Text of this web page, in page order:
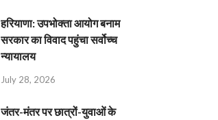
हरियाणा: उपभोक्ता आयोग बनाम
सरकार का विवाद पहुंचा सर्वोच्च
न्यायालय
July 28, 2026
जंतर-मंतर पर छात्रों-युवाओं के